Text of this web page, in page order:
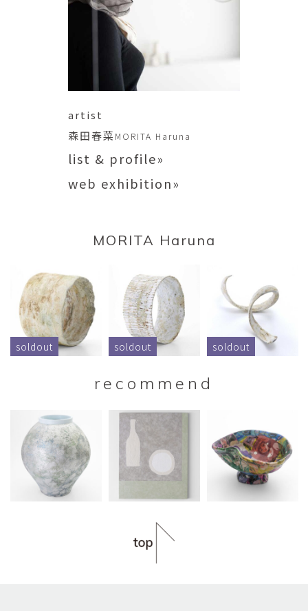
artist
森田春菜MORITA Haruna
list & profile»
web exhibition»
MORITA Haruna
soldout soldout soldout
recommend